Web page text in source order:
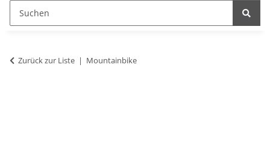
Zurück zur Liste Mountainbike